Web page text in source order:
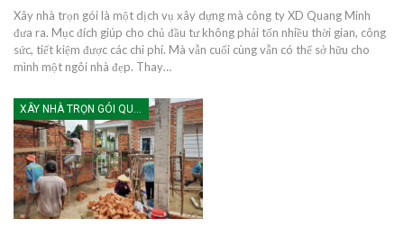
Xây nhà trọn gói là một dịch vụ xây dựng mà công ty XD Quang Minh
đưa ra. Mục đích giúp cho chủ đầu tư không phải tốn nhiều thời gian, công
sức, tiết kiệm được các chi phí. Mà vẫn cuối cùng vẫn có thể sở hữu cho
mình một ngôi nhà đẹp. Thay…
XÂY NHÀ TRỌN GÓI QUẬN TÂN BÌNH